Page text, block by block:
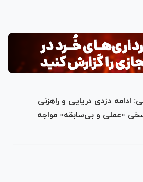
ادامه دزدی دریایی و راهزنی
«عملی و بی‌سابقه» مواجه